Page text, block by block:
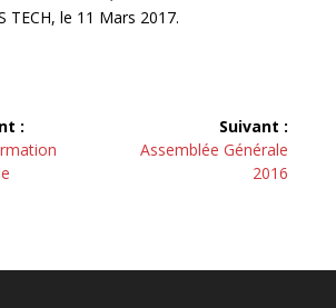
TECH, le 11 Mars 2017.
:
Suivant :
Article
Assemblée Générale
2016